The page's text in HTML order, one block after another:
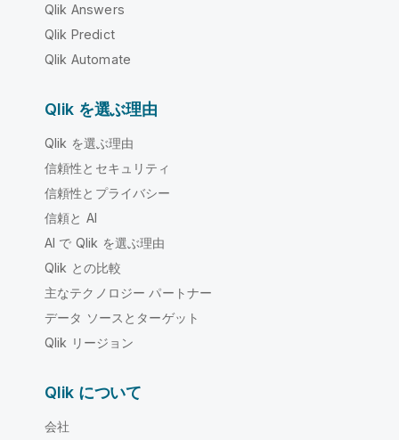
Qlik Answers
Qlik Predict
Qlik Automate
Qlik を選ぶ理由
Qlik を選ぶ理由
信頼性とセキュリティ
信頼性とプライバシー
信頼と AI
AI で Qlik を選ぶ理由
Qlik との比較
主なテクノロジー パートナー
データ ソースとターゲット
Qlik リージョン
Qlik について
会社